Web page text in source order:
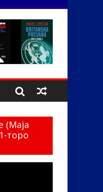
(Маја
торо